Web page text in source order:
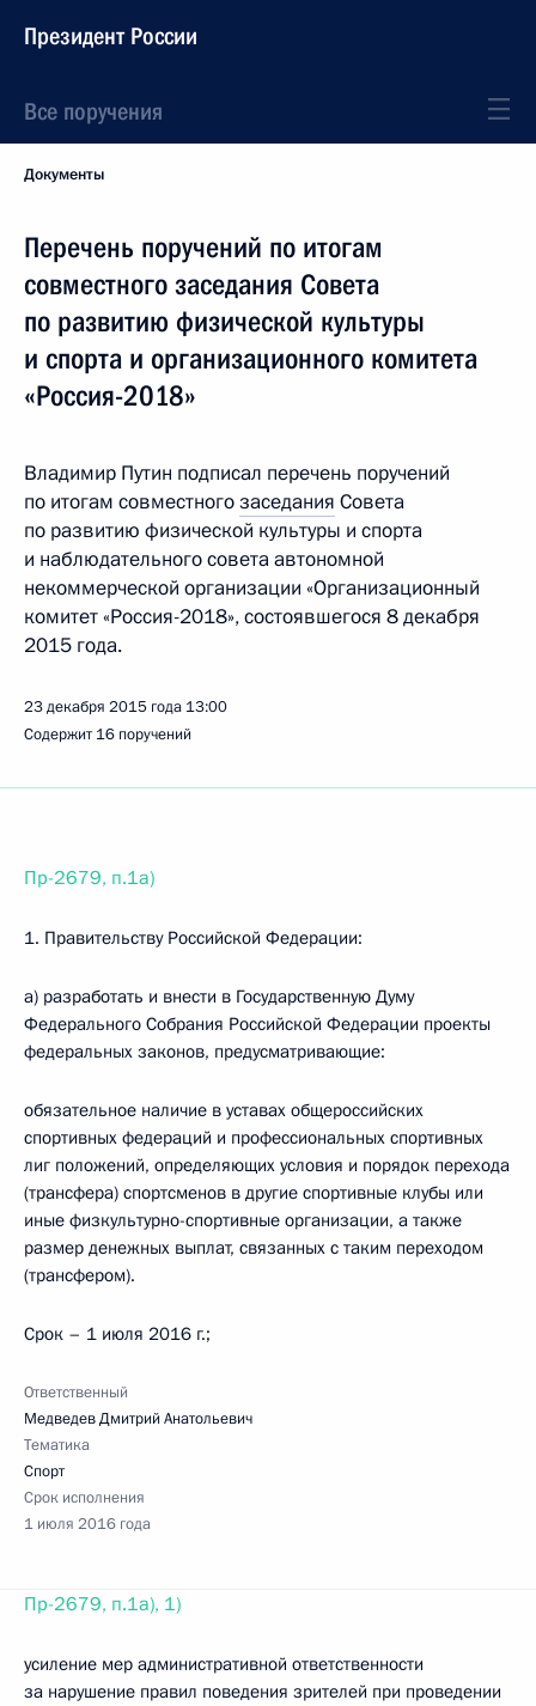
Президент России
Все поручения
Документы
Перечень поручений по итогам
совместного заседания Совета
по развитию физической культуры
и спорта и организационного комитета
«Россия-2018»
Владимир Путин подписал перечень поручений
по итогам совместногозаседания Совета
по развитию физической культуры и спорта
и наблюдательного совета автономной
некоммерческой организации «Организационный
комитет «Россия-2018», состоявшегося 8 декабря
2015 года.
23 декабря 2015 года 13:00
Содержит 16 поручений
Пр-2679, п.1а)
1. Правительству Российской Федерации:
а) разработать и внести в Государственную Думу
Федерального Собрания Российской Федерации проекты
федеральных законов, предусматривающие:
обязательное наличие в уставах общероссийских
спортивных федераций и профессиональных спортивных
лиг положений, определяющих условия и порядок перехода
(трансфера) спортсменов в другие спортивные клубы или
иные физкультурно-спортивные организации, а также
размер денежных выплат, связанных с таким переходом
(трансфером).
Срок – 1 июля 2016 г.;
Ответственный
Медведев Дмитрий Анатольевич
Тематика
Спорт
Срок исполнения
1 июля 2016 года
Пр-2679, п.1а), 1)
усиление мер административной ответственности
за нарушение правил поведения зрителей при проведении